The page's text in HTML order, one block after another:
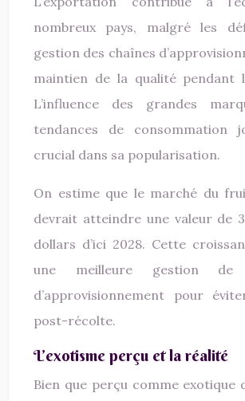
nombreux pays, malgré les
gestion des chaînes
maintien de la qualité pendant
L’influence des grandes
tendances de consommation
crucial dans sa popularisation.
On estime que le marché du
devrait atteindre une valeur de
dollars d’ici 2028. Cette
une meilleure gestion
d’approvisionnement pour
post-récolte.
L’exotisme perçu et la réalité
Bien que perçu comme exotique